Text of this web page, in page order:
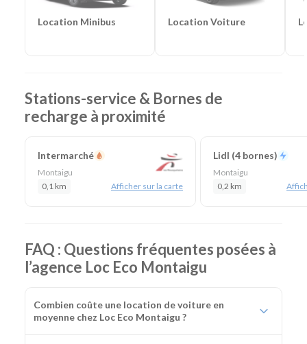
Lieu de prise en charge : Montaigu(à 40 km de La
Catégories d'utilitaires :Camions de déménagement
Frigorifiques -Véhicules de société -Camions de
chantier
Location Minibus Location Voiture
Stations-service & Bornes de
recharge à proximité
Intermarché
Montaigu
0,1 km
Afficher sur la carte
Lidl (4 bornes)
Montaigu
0,2 km
FAQ : Questions fréquentes posées à
l’agence Loc Eco Montaigu
Combien coûte une location de voiture en
moyenne chez Loc Eco Montaigu ?